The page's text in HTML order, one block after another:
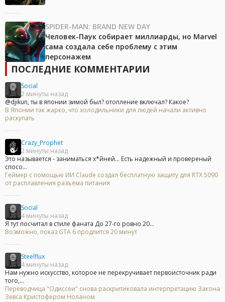
SPIDER-MAN: BRAND NEW DAY
Человек-Паук собирает миллиарды, но Marvel
сама создала себе проблему с этим
персонажем
ПОСЛЕДНИЕ КОММЕНТАРИИ
Social
2 минуты назад
@djikun, ты в японии зимой был? отопление включал? Какое?
В Японии так жарко, что холодильники для людей начали активно
раскупать
Crazy_Prophet
2 минуты назад
Это называется - заниматься х*йней... Есть надежный и провереный
спосо...
Геймер с помощью ИИ Claude создал бесплатную защиту для RTX 5090
от расплавления разъёма питания
Social
4 минуты назад
Я тут посчитал в стиле фаната До 27-го ровно 20...
Возможно, показ GTA 6 продлится 20 минут
Steelflux
4 минуты назад
Нам нужно искусство, которое не перекручивает первоисточник ради
того,...
Переводчица "Одиссеи" снова раскритиковала интерпретацию Закона
Зевса Кристофером Ноланом